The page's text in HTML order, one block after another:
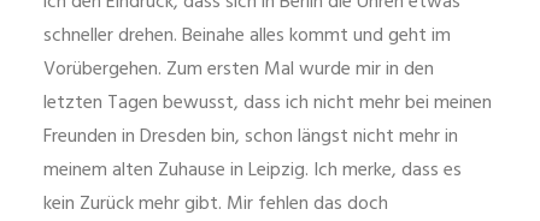
schneller drehen. Beinahe alles kommt und geht im
Vorübergehen. Zum ersten Mal wurde mir in den
letzten Tagen bewusst, dass ich nicht mehr bei meinen
Freunden in Dresden bin, schon längst nicht mehr in
meinem alten Zuhause in Leipzig. Ich merke, dass es
kein Zurück mehr gibt. Mir fehlen das doch